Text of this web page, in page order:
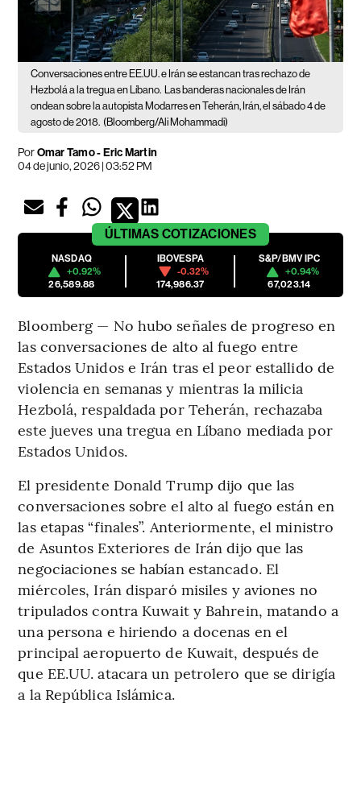
Conversaciones entre EE.UU. e Irán se estancan tras rechazo de
Hezbolá a la tregua en Líbano. Las banderas nacionales de Irán
ondean sobre la autopista Modarres en Teherán, Irán, el sábado 4 de
agosto de 2018. (Bloomberg/Ali Mohammadi)
PorOmar Tamo - Eric Martin
04 de junio, 2026 | 03:52 PM
ÚLTIMAS COTIZACIONES
NASDAQ
+0.92%
26,589.88
IBOVESPA
-0.32%
174,986.37
S&P/BMV IPC
+0.94%
67,023.14
Bloomberg — No hubo señales de progreso en
las conversaciones de alto al fuego entre
Estados Unidos e Irán tras el peor estallido de
violencia en semanas y mientras la milicia
Hezbolá, respaldada por Teherán, rechazaba
este jueves una tregua en Líbano mediada por
Estados Unidos.
El presidente Donald Trump dijo que las
conversaciones sobre el alto al fuego están en
las etapas “finales”. Anteriormente, el ministro
de Asuntos Exteriores de Irán dijo que las
negociaciones se habían estancado. El
miércoles, Irán disparó misiles y aviones no
tripulados contra Kuwait y Bahrein, matando a
una persona e hiriendo a docenas en el
principal aeropuerto de Kuwait, después de
que EE.UU. atacara un petrolero que se dirigía
a la República Islámica.